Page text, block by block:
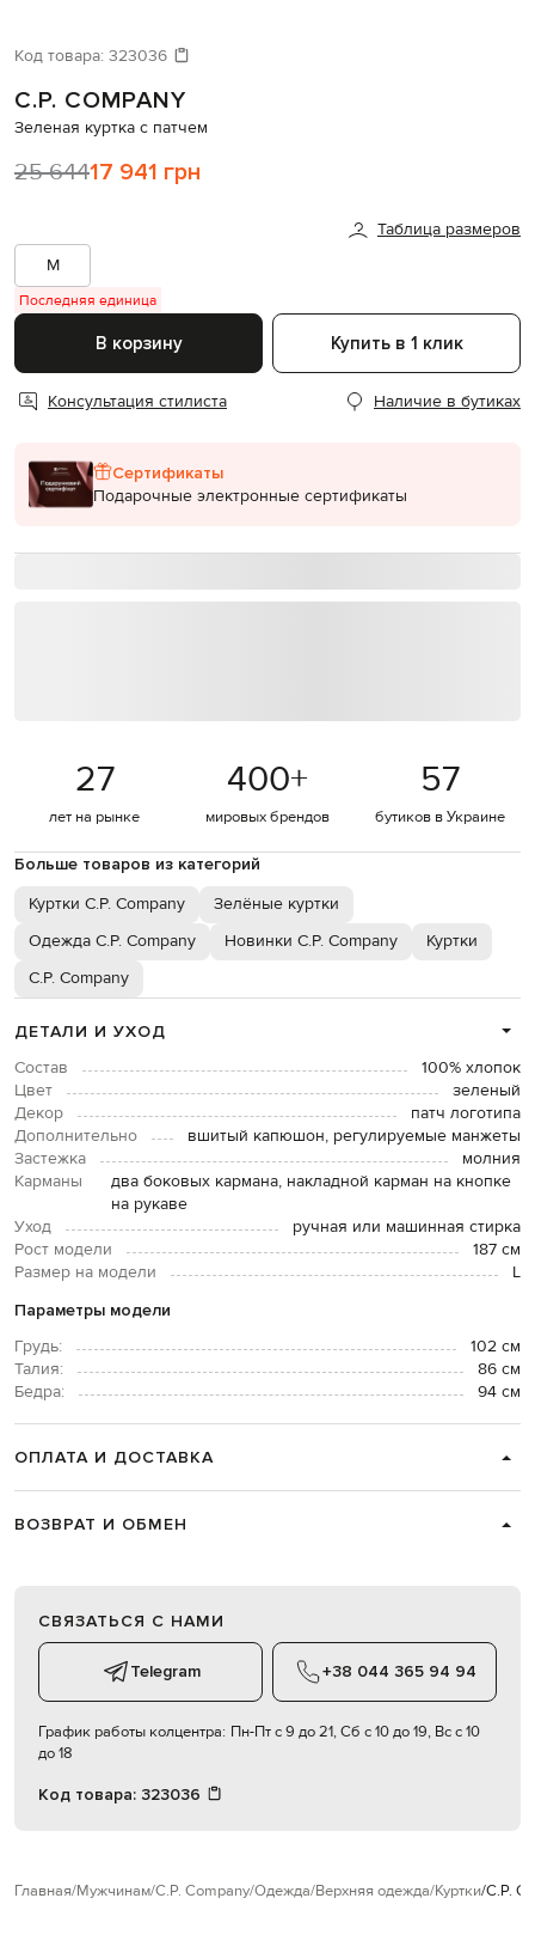
Код товара: 323036
C.P. COMPANY
Зеленая куртка с патчем
25 64417 941 грн
Таблица размеров
M
Последняя единица
В корзину Купить в 1 клик
Консультация стилиста Наличие в бутиках
Сертификаты
Подарочные электронные сертификаты
27
лет на рынке
400+
мировых брендов
57
бутиков в Украине
Больше товаров из категорий
Куртки C.P. Company
Зелёные куртки
Одежда C.P. Company
Новинки C.P. Company
Куртки
C.P. Company
ДЕТАЛИ И УХОД
Состав
100% хлопок
Цвет
зеленый
Декор
патч логотипа
Дополнительно
вшитый капюшон, регулируемые манжеты
Застежка
молния
Карманы
два боковых кармана, накладной карман на кнопке
на рукаве
Уход
ручная или машинная стирка
Рост модели
187 см
Размер на модели
L
Параметры модели
Грудь:
102 см
Талия:
86 см
Бедра:
94 см
ОПЛАТА И ДОСТАВКА
ВОЗВРАТ И ОБМЕН
СВЯЗАТЬСЯ С НАМИ
Telegram +38 044 365 94 94
График работы колцентра: Пн-Пт с 9 до 21, Сб с 10 до 19, Вс с 10
до 18
Код товара: 323036
Главная Мужчинам C.P. Company Одежда Верхняя одежда Куртки C.P.